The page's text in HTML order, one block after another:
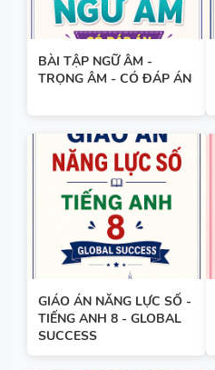
BÀI TẬP NGỮ ÂM -
TRỌNG ÂM - CÓ ĐÁP ÁN
GIÁO ÁN NĂNG LỰC SỐ -
TIẾNG ANH 8 - GLOBAL
SUCCESS